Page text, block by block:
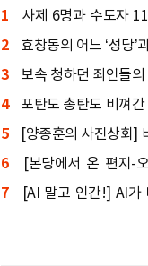
1
사제 6명과 수도자
람
2 효창동의 어느 ‘성당’
3
보속 청하던 죄인들의
상’ 기적 간직한 성지
4
포탄도 총탄도 비껴
를 쥐고 있었다
5
[양종훈의 사진상회]
리
6
[본당에서 온 편지-
말씀] 창세기④: 인간의
7
[AI 말고 인간!] AI가